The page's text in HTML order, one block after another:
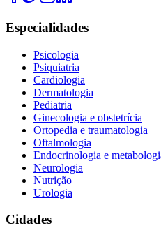
Especialidades
Psicologia
Psiquiatria
Cardiologia
Dermatologia
Pediatria
Ginecologia e obstetrícia
Ortopedia e traumatologia
Oftalmologia
Endocrinologia e
Neurologia
Nutrição
Urologia
Cidades